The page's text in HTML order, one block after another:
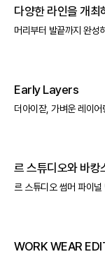
다양한 라인을 개최
머리부터 발끝까지 완성
Early Layers
더아이잗, 가벼운 레이
르 스튜디오와 바캉
르 스튜디오 썸머 파이널
WORK WEAR